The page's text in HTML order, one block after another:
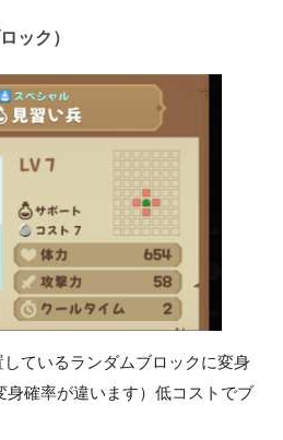
ック）
ているランダムブロックに変身
身確率が違います）低コストでブ